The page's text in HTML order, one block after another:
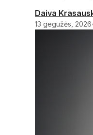
Daiva
13 gegužės, 2026